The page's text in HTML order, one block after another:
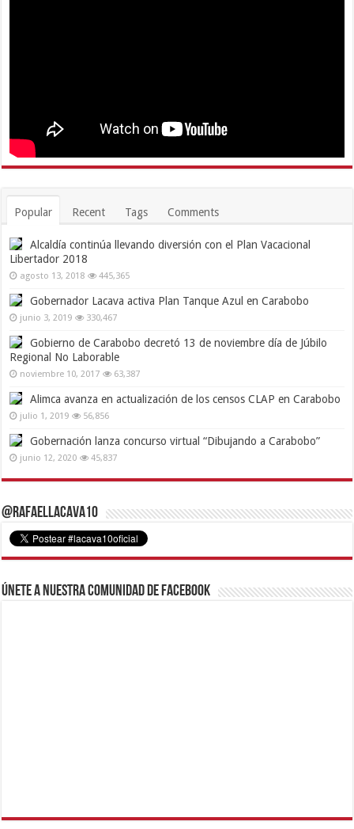
Popular Recent Tags Comments
Alcaldía continúa llevando diversión con el Plan Vacacional
Libertador 2018
agosto 13, 2018 445,365
Gobernador Lacava activa Plan Tanque Azul en Carabobo
junio 3, 2019 330,467
Gobierno de Carabobo decretó 13 de noviembre día de Júbilo
Regional No Laborable
noviembre 10, 2017 63,387
Alimca avanza en actualización de los censos CLAP en Carabobo
julio 1, 2019 56,856
Gobernación lanza concurso virtual “Dibujando a Carabobo”
junio 12, 2020 45,837
@RafaelLacava10
Únete a nuestra comunidad de Facebook